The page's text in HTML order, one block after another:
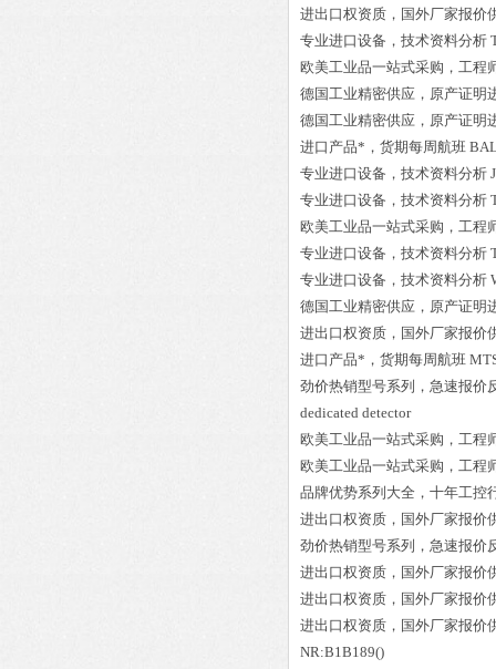
进出口权资质，国外厂家报价
专业进口设备，技术资料分析
欧美工业品一站式采购，工程
德国工业精密供应，原产证明
德国工业精密供应，原产证明
进口产品*，货期每周航班
专业进口设备，技术资料分析
专业进口设备，技术资料分析
欧美工业品一站式采购，工程
专业进口设备，技术资料分析
专业进口设备，技术资料分析
德国工业精密供应，原产证明
进出口权资质，国外厂家报价
进口产品*，货期每周航班
劲价热销型号系列，急速报价
dedicated
欧美工业品一站式采购，工程
欧美工业品一站式采购，工程
品牌优势系列大全，十年工控
进出口权资质，国外厂家报价
劲价热销型号系列，急速报价
进出口权资质，国外厂家报价
进出口权资质，国外厂家报价
进出口权资质，国外厂家报价
NR:B1B189()